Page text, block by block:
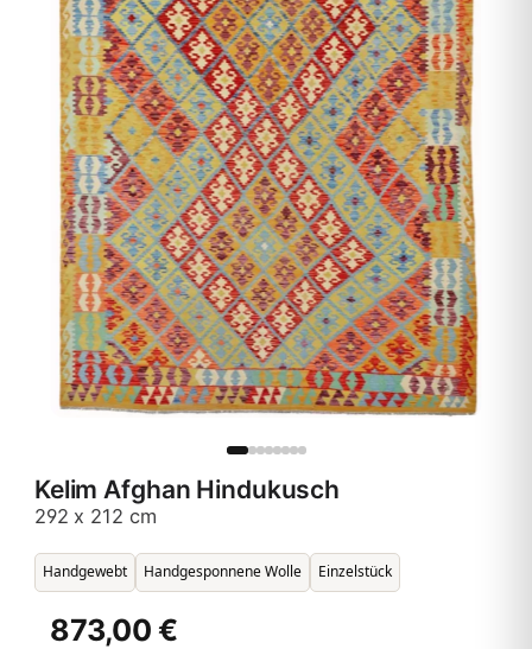
Kelim Afghan Hindukusch
292 x 212 cm
Handgewebt Handgesponnene Wolle Einzelstück
873,00 €